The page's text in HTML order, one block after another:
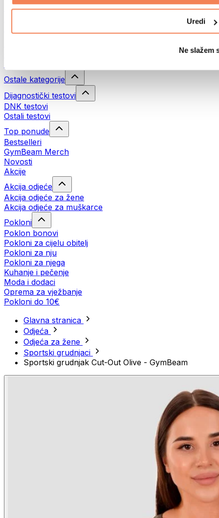
Uredi
Ne slažem
Eko kućanstvo
Ostale kategorije
Dijagnostički testovi
DNK testovi
Ostali testovi
Top ponude
Bestselleri
GymBeam Merch
Novosti
Akcije
Akcija odjeće
Akcija odjeće za žene
Akcija odjeće za muškarce
Pokloni
Poklon bonovi
Pokloni za cijelu obitelj
Pokloni za nju
Pokloni za njega
Kuhanje i pečenje
Moda i dodaci
Oprema za vježbanje
Pokloni do 10€
Glavna stranica
Odjeća
Odjeća za žene
Sportski grudnjaci
Sportski grudnjak Cut-Out Olive - GymBeam